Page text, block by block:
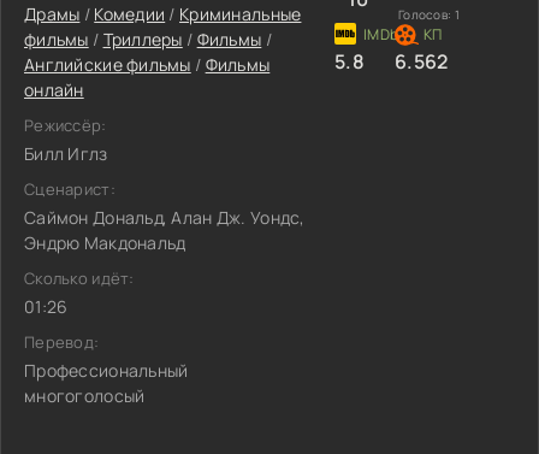
Драмы / Комедии / Криминальные
фильмы / Триллеры / Фильмы /
Английские фильмы / Фильмы
онлайн
Режиссёр:
Билл Иглз
Сценарист:
Саймон Дональд, Алан Дж. Уондс,
Эндрю Макдональд
Сколько идёт:
01:26
Перевод:
Профессиональный
многоголосый
Голосов: 1
5.8 6.562